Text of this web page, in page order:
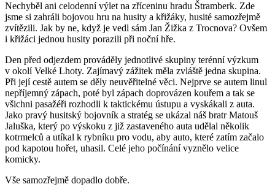
Nechyběl ani celodenní výlet na zříceninu hradu Štramberk. Zde
jsme si zahráli bojovou hru na husity a křižáky, husité samozřejmě
zvítězili. Jak by ne, když je vedl sám Jan Žižka z Trocnova? Ovšem
i křižáci jednou husity porazili při noční hře.
Den před odjezdem prováděly jednotlivé skupiny terénní výzkum
v okolí Velké Lhoty. Zajímavý zážitek měla zvláště jedna skupina.
Při její cestě autem se děly neuvěřitelné věci. Nejprve se autem linul
nepříjemný zápach, poté byl zápach doprovázen kouřem a tak se
všichni pasažéři rozhodli k taktickému ústupu a vyskákali z auta.
Jako pravý husitský bojovník a stratég se ukázal náš bratr Matouš
Jaluška, který po výskoku z již zastaveného auta udělal několik
kotrmelců a utíkal k rybníku pro vodu, aby auto, které zatím začalo
pod kapotou hořet, uhasil. Celé jeho počínání vyznělo velice
komicky.
Vše samozřejmě dopadlo dobře.